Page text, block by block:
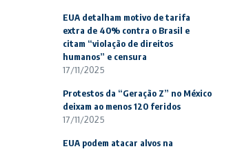
EUA detalham motivo de tarifa
extra de 40% contra o Brasil e
citam “violação de direitos
humanos” e censura
17/11/2025
Protestos da “Geração Z” no México
deixam ao menos 120 feridos
17/11/2025
EUA podem atacar alvos na